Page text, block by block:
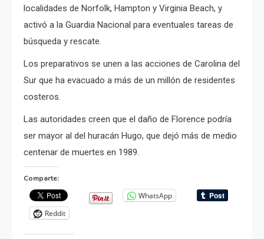
localidades de Norfolk, Hampton y Virginia Beach, y
activó a la Guardia Nacional para eventuales tareas de
búsqueda y rescate.
Los preparativos se unen a las acciones de Carolina del
Sur que ha evacuado a más de un millón de residentes
costeros.
Las autoridades creen que el daño de Florence podría
ser mayor al del huracán Hugo, que dejó más de medio
centenar de muertes en 1989.
Comparte:
WhatsApp
Reddit